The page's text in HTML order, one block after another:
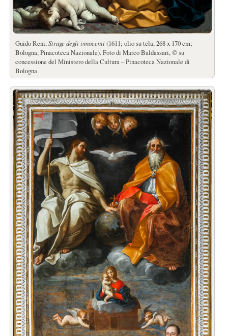
Guido Reni,Strage degli innocenti(1611; olio su tela, 268 x 170 cm;
Bologna, Pinacoteca Nazionale). Foto di Marco Baldassari, © su
concessione del Ministero della Cultura – Pinacoteca Nazionale di
Bologna